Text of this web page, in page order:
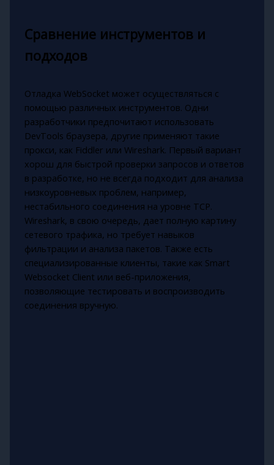
Сравнение инструментов и
подходов
Отладка WebSocket может осуществляться с
помощью различных инструментов. Одни
разработчики предпочитают использовать
DevTools браузера, другие применяют такие
прокси, как Fiddler или Wireshark. Первый вариант
хорош для быстрой проверки запросов и ответов
в разработке, но не всегда подходит для анализа
низкоуровневых проблем, например,
нестабильного соединения на уровне TCP.
Wireshark, в свою очередь, дает полную картину
сетевого трафика, но требует навыков
фильтрации и анализа пакетов. Также есть
специализированные клиенты, такие как Smart
Websocket Client или веб-приложения,
позволяющие тестировать и воспроизводить
соединения вручную.